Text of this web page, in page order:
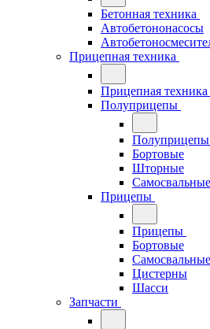
Бетонная техника
Автобетононасосы
Прицепная техника
Прицепная техника
Полуприцепы
Полуприцепы
Бортовые
Шторные
Самосвальные
Прицепы
Прицепы
Бортовые
Самосвальные
Цистерны
Шасси
Запчасти